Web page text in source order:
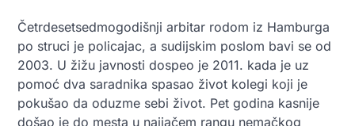
Četrdesetsedmogodišnji arbitar rodom iz Hamburga
po struci je policajac, a sudijskim poslom bavi se od
2003. U žižu javnosti dospeo je 2011. kada je uz
pomoć dva saradnika spasao život kolegi koji je
pokušao da oduzme sebi život. Pet godina kasnije
došao je do mesta u najjačem rangu nemačkog